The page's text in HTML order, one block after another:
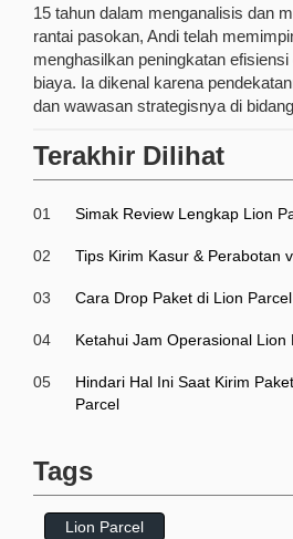
15 tahun dalam menganalisis dan
rantai pasokan, Andi telah
menghasilkan peningkatan
biaya. Ia dikenal karena
dan wawasan strategisnya di
Terakhir Dilihat
01 Simak Review Lengkap Lion
02 Tips Kirim Kasur & Perabotan
03 Cara Drop Paket di Lion
04 Ketahui Jam Operasional Lion
05
Hindari Hal Ini Saat Kirim
Parcel
Tags
Lion Parcel